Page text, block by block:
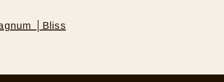
│Bliss